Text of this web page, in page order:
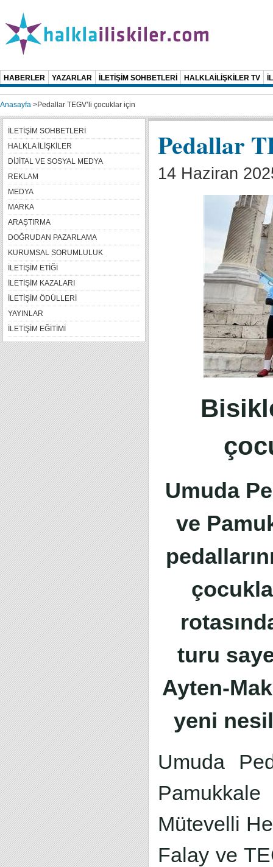
HABERLER YAZARLAR İLETİŞİM SOHBETLERİ HALKLAİLİŞKİLER TV
Anasayfa >Pedallar TEGV’li çocuklar için
Pedallar
14 Haziran
Umuda
ve
turu
Ayten-
yeni
Umuda
Mütevelli
Falay ve
İLETİŞİM SOHBETLERİ
HALKLA İLİŞKİLER
DİJİTAL VE SOSYAL MEDYA
REKLAM
MEDYA
MARKA
ARAŞTIRMA
DOĞRUDAN PAZARLAMA
KURUMSAL SORUMLULUK
İLETİŞİM ETİĞİ
İLETİŞİM KAZALARI
İLETİŞİM ÖDÜLLERİ
YAYINLAR
İLETİŞİM EĞİTİMİ